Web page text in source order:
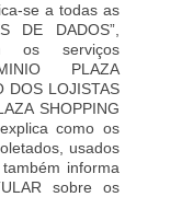
se a todas as
DE DADOS”,
os serviços
PLAZA
DOS LOJISTAS
SHOPPING
como os
usados
informa
sobre os